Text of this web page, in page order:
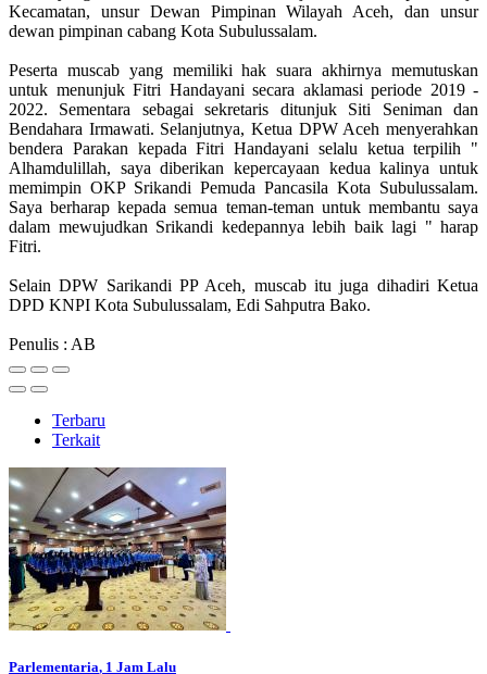
Kecamatan, unsur Dewan Pimpinan Wilayah Aceh, dan unsur
dewan pimpinan cabang Kota Subulussalam.
Peserta muscab yang memiliki hak suara akhirnya memutuskan
untuk menunjuk Fitri Handayani secara aklamasi periode 2019 -
2022. Sementara sebagai sekretaris ditunjuk Siti Seniman dan
Bendahara Irmawati. Selanjutnya, Ketua DPW Aceh menyerahkan
bendera Parakan kepada Fitri Handayani selalu ketua terpilih "
Alhamdulillah, saya diberikan kepercayaan kedua kalinya untuk
memimpin OKP Srikandi Pemuda Pancasila Kota Subulussalam.
Saya berharap kepada semua teman-teman untuk membantu saya
dalam mewujudkan Srikandi kedepannya lebih baik lagi " harap
Fitri.
Selain DPW Sarikandi PP Aceh, muscab itu juga dihadiri Ketua
DPD KNPI Kota Subulussalam, Edi Sahputra Bako.
Penulis : AB
Terbaru
Terkait
Parlementaria, 1 Jam Lalu